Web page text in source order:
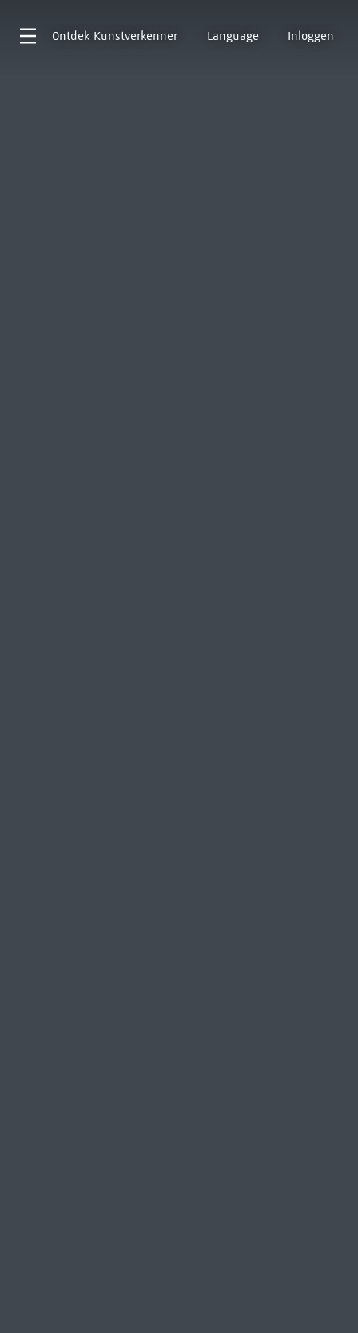
Ontdek Kunstverkenner Language Inloggen